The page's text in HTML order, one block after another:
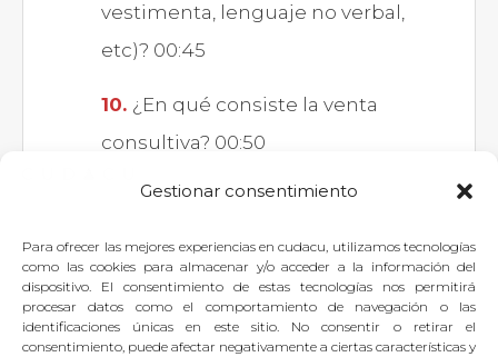
Gestionar consentimiento
Para ofrecer las mejores experiencias en cudacu, utilizamos tecnologías
como las cookies para almacenar y/o acceder a la información del
dispositivo. El consentimiento de estas tecnologías nos permitirá
procesar datos como el comportamiento de navegación o las
identificaciones únicas en este sitio. No consentir o retirar el
consentimiento, puede afectar negativamente a ciertas características y
vestimenta, lenguaje no verbal,
etc)? 00:45
¿En qué consiste la venta
consultiva? 00:50
Si quieres dejar tu pregunta para
el experto, puedesidentificarteo
suscribirte.